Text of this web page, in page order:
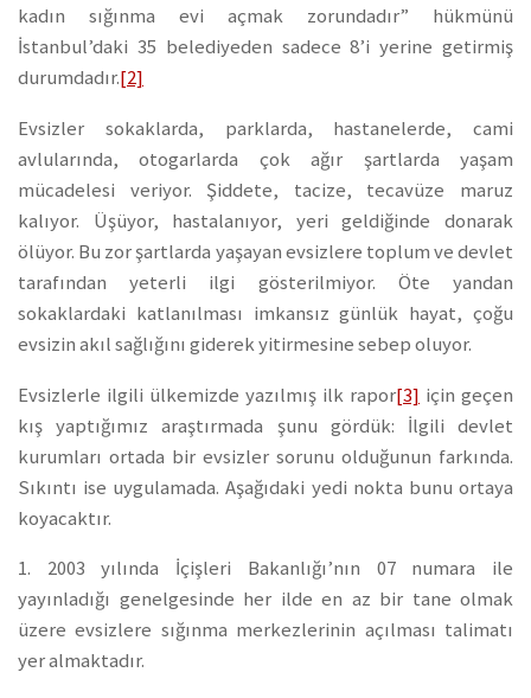
kadın sığınma evi açmak zorundadır” hükmünü
İstanbul’daki 35 belediyeden sadece 8’i yerine getirmiş
durumdadır.[2]
Evsizler sokaklarda, parklarda, hastanelerde, cami
avlularında, otogarlarda çok ağır şartlarda yaşam
mücadelesi veriyor. Şiddete, tacize, tecavüze maruz
kalıyor. Üşüyor, hastalanıyor, yeri geldiğinde donarak
ölüyor. Bu zor şartlarda yaşayan evsizlere toplum ve devlet
tarafından yeterli ilgi gösterilmiyor. Öte yandan
sokaklardaki katlanılması imkansız günlük hayat, çoğu
evsizin akıl sağlığını giderek yitirmesine sebep oluyor.
Evsizlerle ilgili ülkemizde yazılmış ilk rapor[3] için geçen
kış yaptığımız araştırmada şunu gördük: İlgili devlet
kurumları ortada bir evsizler sorunu olduğunun farkında.
Sıkıntı ise uygulamada. Aşağıdaki yedi nokta bunu ortaya
koyacaktır.
1. 2003 yılında İçişleri Bakanlığı’nın 07 numara ile
yayınladığı genelgesinde her ilde en az bir tane olmak
üzere evsizlere sığınma merkezlerinin açılması talimatı
yer almaktadır.